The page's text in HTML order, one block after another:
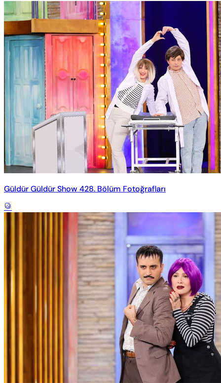
Güldür Güldür Show 428. Bölüm Fotoğrafları